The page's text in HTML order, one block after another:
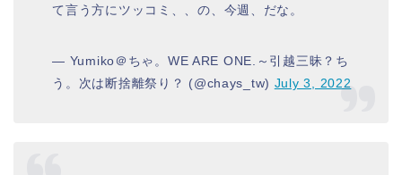
て言う方にツッコミ、、の、今週、だな。
— Yumiko＠ちゃ。WE ARE ONE.～引越三昧？ち
う。次は断捨離祭り？ (@chays_tw) July 3, 2022